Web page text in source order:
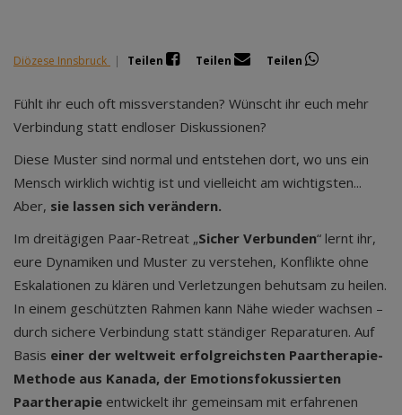
Diözese Innsbruck | Teilen Teilen Teilen
Fühlt ihr euch oft missverstanden? Wünscht ihr euch mehr
Verbindung statt endloser Diskussionen?
Diese Muster sind normal und entstehen dort, wo uns ein
Mensch wirklich wichtig ist und vielleicht am wichtigsten...
Aber, sie lassen sich verändern.
Im dreitägigen Paar‑Retreat „Sicher Verbunden“ lernt ihr,
eure Dynamiken und Muster zu verstehen, Konflikte ohne
Eskalationen zu klären und Verletzungen behutsam zu heilen.
In einem geschützten Rahmen kann Nähe wieder wachsen –
durch sichere Verbindung statt ständiger Reparaturen. Auf
Basis einer der weltweit erfolgreichsten Paartherapie-
Methode aus Kanada, der Emotionsfokussierten
Paartherapie entwickelt ihr gemeinsam mit erfahrenen